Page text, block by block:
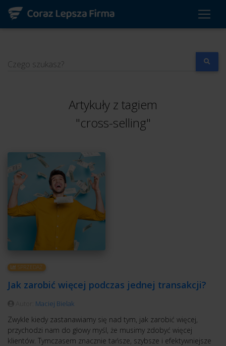
Czego szukasz?
Artykuły z tagiem
"cross-selling"
SPRZEDAŻ
Jak zarobić więcej podczas jednej transakcji?
Maciej Bielak
Zwykle kiedy zastanawiamy się nad tym, jak zarobić więcej,
przychodzi nam do głowy myśl, że musimy zdobyć więcej
klientów. Tymczasem znacznie tańsze, szybsze i efektywniejsze